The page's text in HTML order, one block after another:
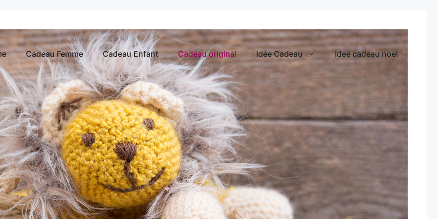
Cadeau Femme Cadeau Enfant Cadeau original Idée Cadeau Idee cadeau noel